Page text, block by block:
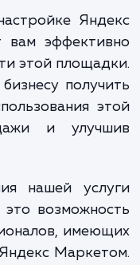
настройке
этой
бизнесу
и